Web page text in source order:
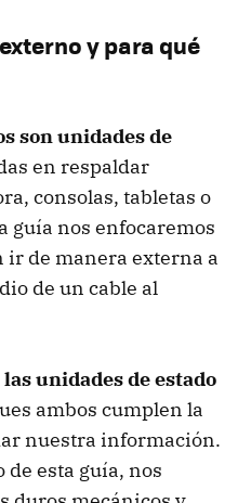
y para qué
son unidades de
en respaldar
consolas, tabletas o
guía nos enfocaremos
ir de manera externa a
de un cable al
unidades de estado
ambos cumplen la
nuestra información.
de esta guía, nos